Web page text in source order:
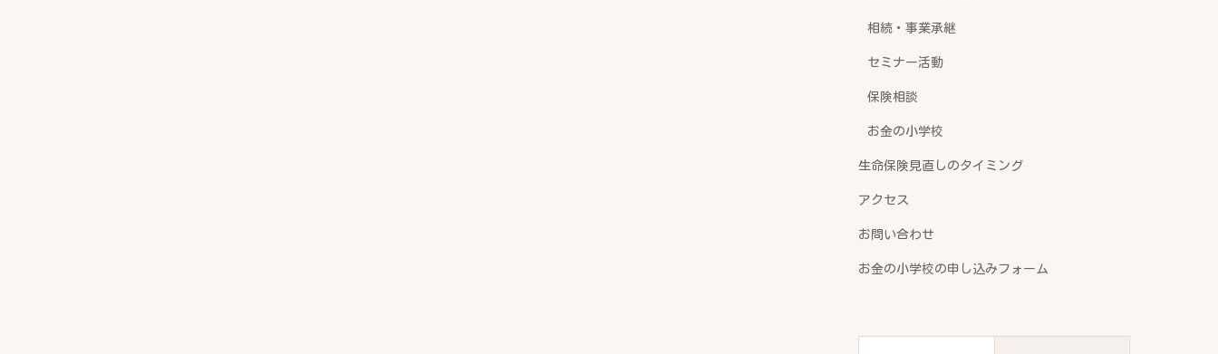
相続・事業承継
セミナー活動
保険相談
お金の小学校
生命保険見直しのタイミング
アクセス
お問い合わせ
お金の小学校の申し込みフォーム